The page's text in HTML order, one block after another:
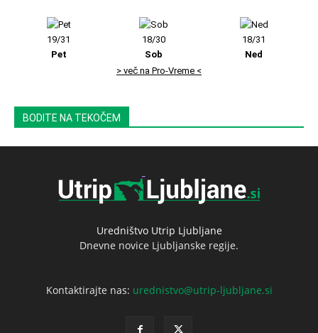
19/31
Pet
18/30
Sob
18/31
Ned
> več na Pro-Vreme <
BODITE NA TEKOČEM
Uredništvo Utrip Ljubljane
Dnevne novice Ljubljanske regije.
Kontaktirajte nas: urednistvo@utrip-ljubljane.si